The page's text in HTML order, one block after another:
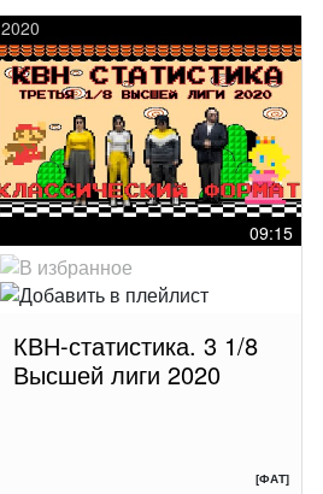
2020
09:15
КВН-статистика. 3 1/8
Высшей лиги 2020
[ФАТ]